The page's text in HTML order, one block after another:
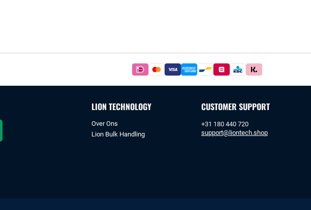
Betaal
veilig
met
iDeal
of
LION TECHNOLOGY
Over Ons
Lion Bulk Handling
CUSTOMER SUPPORT
+31 180 440 720
support@liontech.shop